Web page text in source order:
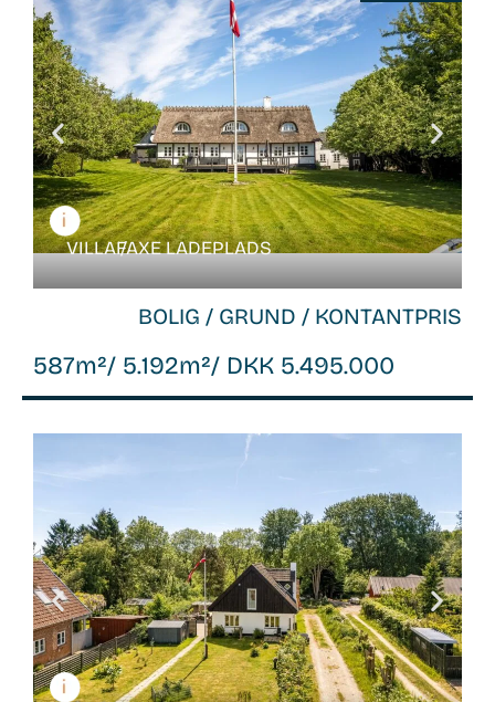
26048
VILLA /FAXE LADEPLADS
BOLIG / GRUND / KONTANTPRIS
587m²/ 5.192m²/ DKK 5.495.000